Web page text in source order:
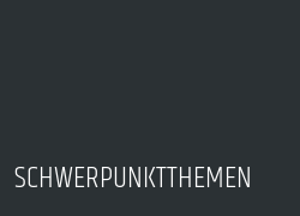
SCHWERPUNKTTHEMEN